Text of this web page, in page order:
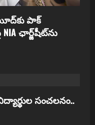
పాక్
ఛార్జ్‌షీట్‌ను
సంచలనం..